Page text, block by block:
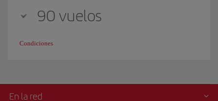
90 vuelos
Condiciones
En la red